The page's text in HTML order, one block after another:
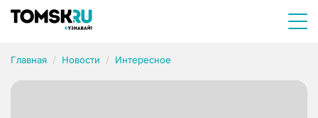
Главная Новости Интересное